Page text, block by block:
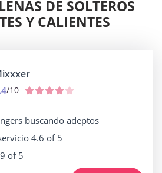
DE SOLTEROS
Y CALIENTES
/10
buscando adeptos
4.6 of 5
of 5